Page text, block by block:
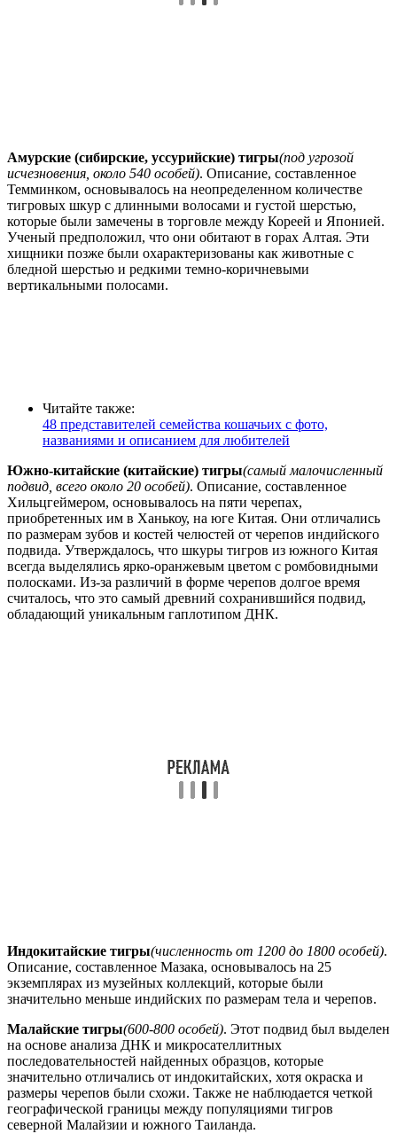
Амурские (сибирские, уссурийские) тигры(под угрозой
исчезновения, около 540 особей). Описание, составленное
Темминком, основывалось на неопределенном количестве
тигровых шкур с длинными волосами и густой шерстью,
которые были замечены в торговле между Кореей и Японией.
Ученый предположил, что они обитают в горах Алтая. Эти
хищники позже были охарактеризованы как животные с
бледной шерстью и редкими темно-коричневыми
вертикальными полосами.
Читайте также:
48 представителей семейства кошачьих с фото,
названиями и описанием для любителей
Южно-китайские (китайские) тигры(самый малочисленный
подвид, всего около 20 особей). Описание, составленное
Хильцгеймером, основывалось на пяти черепах,
приобретенных им в Ханькоу, на юге Китая. Они отличались
по размерам зубов и костей челюстей от черепов индийского
подвида. Утверждалось, что шкуры тигров из южного Китая
всегда выделялись ярко-оранжевым цветом с ромбовидными
полосками. Из-за различий в форме черепов долгое время
считалось, что это самый древний сохранившийся подвид,
обладающий уникальным гаплотипом ДНК.
Индокитайские тигры(численность от 1200 до 1800 особей).
Описание, составленное Мазака, основывалось на 25
экземплярах из музейных коллекций, которые были
значительно меньше индийских по размерам тела и черепов.
Малайские тигры(600-800 особей). Этот подвид был выделен
на основе анализа ДНК и микросателлитных
последовательностей найденных образцов, которые
значительно отличались от индокитайских, хотя окраска и
размеры черепов были схожи. Также не наблюдается четкой
географической границы между популяциями тигров
северной Малайзии и южного Таиланда.